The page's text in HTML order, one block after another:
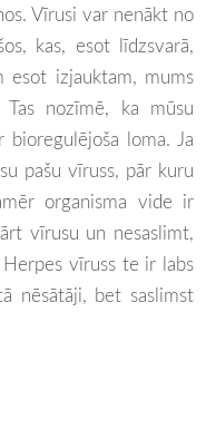
Vīrusi var nenākt no
kas, esot līdzsvarā,
esot izjauktam, mums
Tas nozīmē, ka mūsu
loma. Ja
pašu vīruss, pār kuru
organisma vide ir
vīrusu un nesaslimt,
vīruss te ir labs
nēsātāji, bet saslimst